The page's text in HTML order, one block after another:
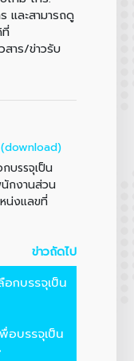
และสามารถดู
ที่
าร/ข่าวรับ
(download)
บรรจุเป็น
กงานส่วน
น่งแลขที่
ข่าวถัดไป
กบรรจุเป็น
อบรรจุเป็น